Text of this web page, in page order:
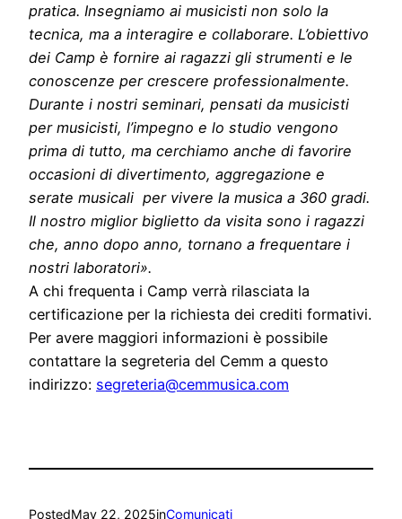
pratica. Insegniamo ai musicisti non solo la
tecnica, ma a interagire e collaborare. L’obiettivo
dei Camp è fornire ai ragazzi gli strumenti e le
conoscenze per crescere professionalmente.
Durante i nostri seminari, pensati da musicisti
per musicisti, l’impegno e lo studio vengono
prima di tutto, ma cerchiamo anche di favorire
occasioni di divertimento, aggregazione e
serate musicali per vivere la musica a 360 gradi.
Il nostro miglior biglietto da visita sono i ragazzi
che, anno dopo anno, tornano a frequentare i
nostri laboratori».
A chi frequenta i Camp verrà rilasciata la
certificazione per la richiesta dei crediti formativi.
Per avere maggiori informazioni è possibile
contattare la segreteria del Cemm a questo
indirizzo: segreteria@cemmusica.com
PostedMay 22, 2025inComunicati